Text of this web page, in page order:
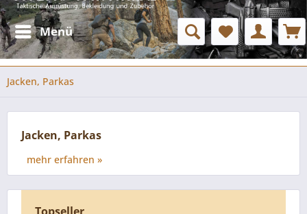
Menü
Jacken, Parkas
Jacken, Parkas
mehr erfahren »